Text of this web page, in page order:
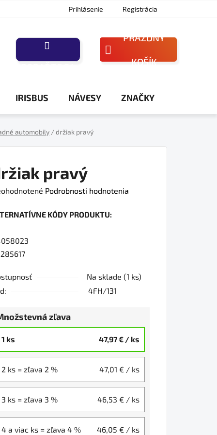
Prihlásenie Registrácia
NÁKUPNÝ
PRÁZDNY
KOŠÍK
IRISBUS NÁVESY ZNAČKY
automobily /držiak pravý
pravý
Podrobnosti hodnotenia
KÓDY PRODUKTU:
Na sklade (1 ks)
4FH/131
zľava
1 ks 47,97 € / ks
2 ks = zľava 2 % 47,01 € / ks
3 ks = zľava 3 % 46,53 € / ks
4 a viac ks = zľava 4 % 46,05 € / ks